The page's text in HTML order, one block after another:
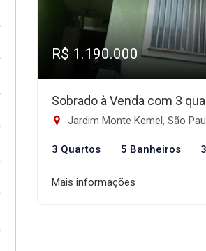
R$ 1.190.000
Sobrado à Venda com 3
Jardim Monte Kemel, São
3 Quartos 5 Banheiros
Mais informações